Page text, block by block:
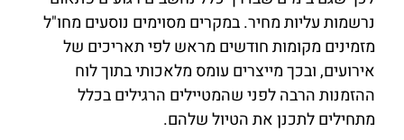
נרשמות עליות מחיר. במקרים מסוימים נוסעים מחו"ל
מזמינים מקומות חודשים מראש לפי תאריכים של
אירועים, ובכך מייצרים עומס מלאכותי בתוך לוח
ההזמנות הרבה לפני שהמטיילים הרגילים בכלל
מתחילים לתכנן את הטיול שלהם.